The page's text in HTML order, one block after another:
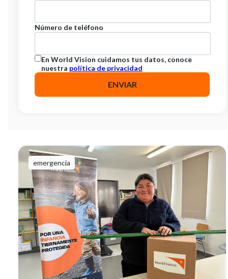
Número de teléfono
En World Vision cuidamos tus datos, conoce
nuestra política de privacidad
emergencia